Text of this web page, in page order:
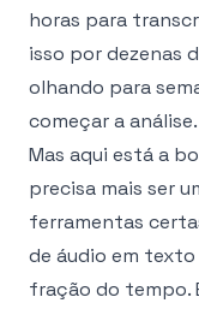
horas para
isso por dezenas
olhando para
começar a análise.
Mas aqui está a
precisa mais ser
ferramentas
de áudio em texto
fração do tempo.